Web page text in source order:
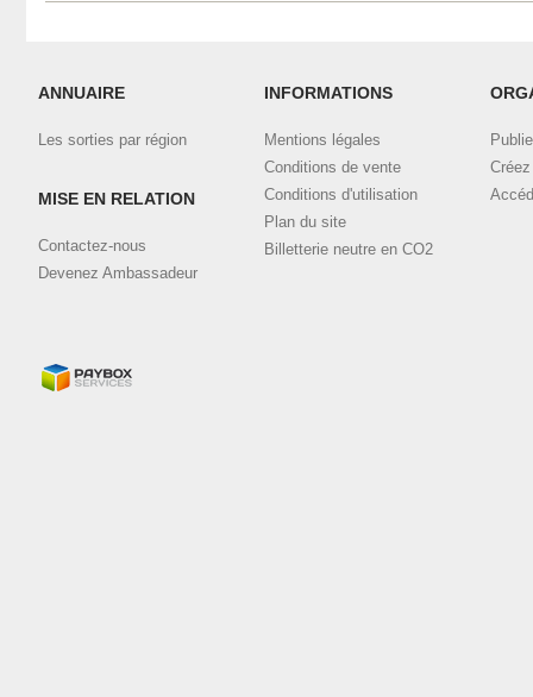
ANNUAIRE
Les sorties par région
MISE EN RELATION
Contactez-nous
Devenez Ambassadeur
INFORMATIONS
Mentions légales
Conditions de vente
Conditions d'utilisation
Plan du site
Billetterie neutre en CO2